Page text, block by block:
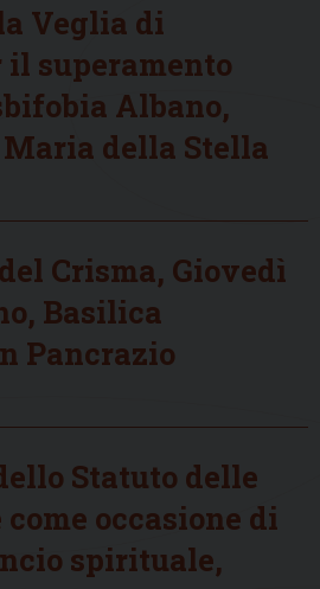
Veglia di
superamento
Albano,
della Stella
Crisma, Giovedì
Basilica
Pancrazio
Statuto delle
occasione di
spirituale,